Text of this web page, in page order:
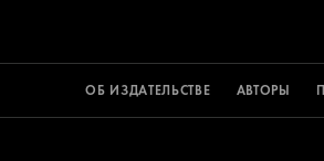
ОБ ИЗДАТЕЛЬСТВЕ АВТОРЫ